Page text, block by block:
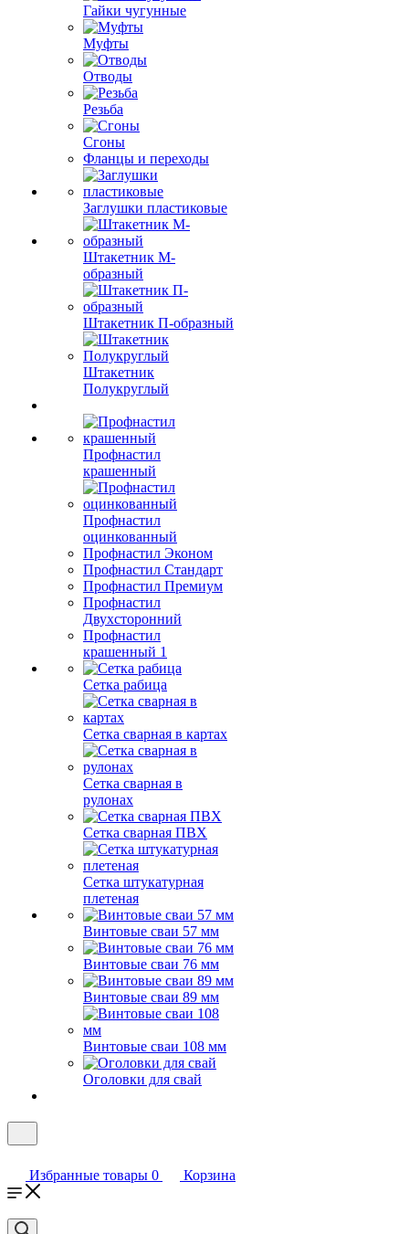
Гайки чугунные
Муфты
Отводы
Резьба
Сгоны
Фланцы и переходы
Заглушки пластиковые
Штакетник М-
образный
Штакетник П-образный
Штакетник
Полукруглый
Профнастил
крашенный
Профнастил
оцинкованный
Профнастил Эконом
Профнастил Стандарт
Профнастил Премиум
Профнастил
Двухсторонний
Профнастил
крашенный 1
Сетка рабица
Сетка сварная в картах
Сетка сварная в
рулонах
Сетка сварная ПВХ
Сетка штукатурная
плетеная
Винтовые сваи 57 мм
Винтовые сваи 76 мм
Винтовые сваи 89 мм
Винтовые сваи 108 мм
Оголовки для свай
Избранные товары 0 Корзина